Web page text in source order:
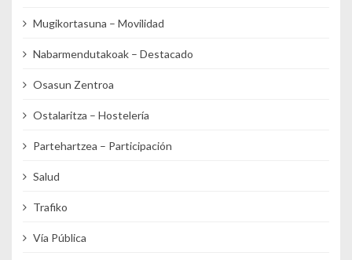
Mugikortasuna – Movilidad
Nabarmendutakoak – Destacado
Osasun Zentroa
Ostalaritza – Hostelería
Partehartzea – Participación
Salud
Trafiko
Vía Pública